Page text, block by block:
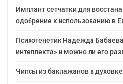
Имплант сетчатки для
одобрение к использованию в
Психогенетик Надежда
интеллекта» и можно ли его
Чипсы из баклажанов в духовке